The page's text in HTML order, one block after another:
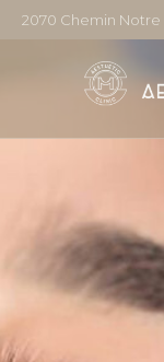
2070 Chemin